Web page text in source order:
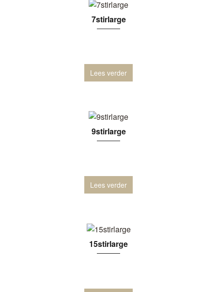
7stirlarge
Lees verder
9stirlarge
Lees verder
15stirlarge